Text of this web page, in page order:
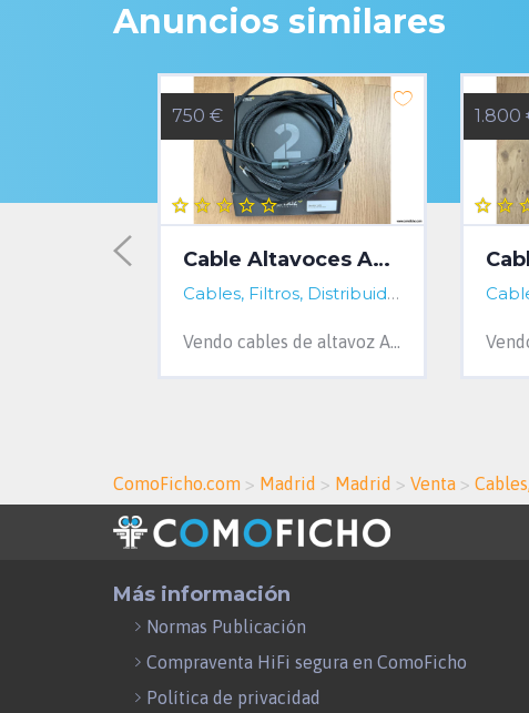
Anuncios similares
Barcelona, Barcelona, Spain
750 €
Cable Altavoces Ansuz Aluminium 4 mts
Cables, Filtros, Distribuidores... A Coruña,
Vendo cables de altavoz Ansuz Aluminium de 4 metros de longitud y terminaciones en banana. En perfecto estado y con sus embalajes originales...
1.800
ComoFicho.com > Madrid > Madrid > Venta >
Más información
Normas Publicación
Compraventa HiFi segura en ComoFicho
Política de privacidad